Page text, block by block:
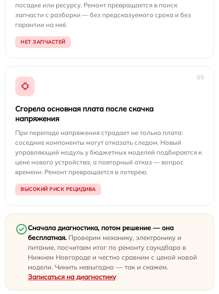
посадке или ресурсу. Ремонт превращается в поиск
запчасти с разборки — без предсказуемого срока и без
гарантии на неё.
НЕТ ЗАПЧАСТЕЙ
05
Сгорела основная плата после скачка
напряжения
При перепаде напряжения страдает не только плата:
соседние компоненты могут отказать следом. Новый
управляющий модуль у бюджетных моделей подбирается к
цене нового устройства, а повторный отказ — вопрос
времени. Ремонт превращается в лотерею.
ВЫСОКИЙ РИСК РЕЦИДИВА
Сначала диагностика, потом решение — она
бесплатная. Проверим механику, электронику и
питание, посчитаем итог по ремонту саундбара в
Нижнем Новгороде и честно сравним с ценой новой
модели. Чинить невыгодно — так и скажем.
Записаться на диагностику